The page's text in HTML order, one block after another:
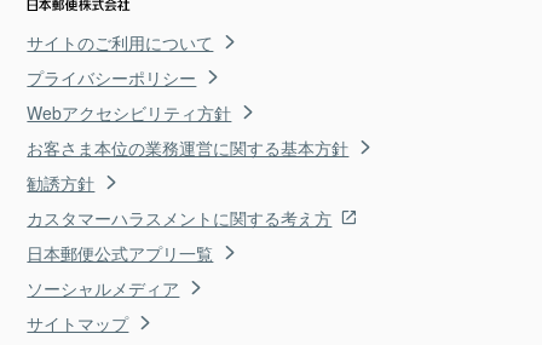
サイトのご利用について
プライバシーポリシー
Webアクセシビリティ方針
お客さま本位の業務運営に関する基本方針
勧誘方針
カスタマーハラスメントに関する考え方
日本郵便公式アプリ一覧
ソーシャルメディア
サイトマップ